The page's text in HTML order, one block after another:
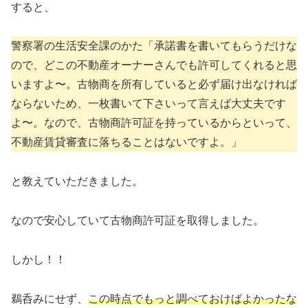
すると、
警察署の生活安全課のかた「承諾書を書いてもらうだけな
ので、どこの不動産オーナーさんでも許可してくれると思
いますよ〜。古物商を所有していると必ず届け出なければ
ならないため、一枚書いて下さいって言えば大丈夫です
よ〜。なので、古物商許可証を持っているからといって、
不動産賃貸審査に落ちることはないですよ。」
と教えていただきました。
なので安心していて古物商許可証を取得しました。
しかし！！
鵜呑みにせず、 この時点でもっと調べておけばよかったな